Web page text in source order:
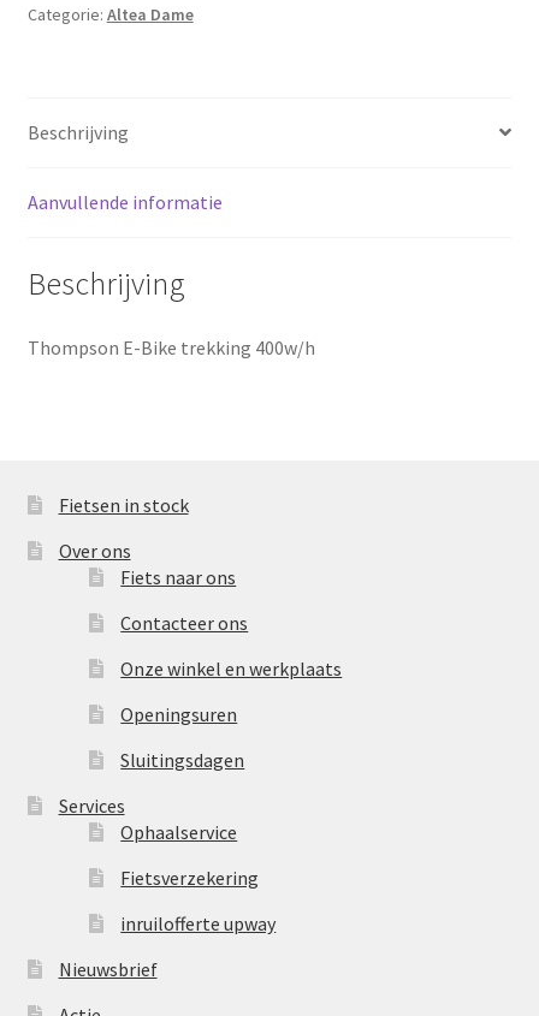
Categorie: Altea Dame
Beschrijving
Aanvullende informatie
Beschrijving
Thompson E-Bike trekking 400w/h
Fietsen in stock
Over ons
Fiets naar ons
Contacteer ons
Onze winkel en werkplaats
Openingsuren
Sluitingsdagen
Services
Ophaalservice
Fietsverzekering
inruilofferte upway
Nieuwsbrief